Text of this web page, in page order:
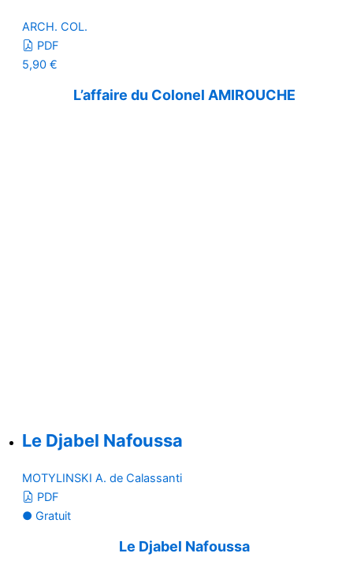
ARCH. COL.
PDF
5,90 €
L’affaire du Colonel AMIROUCHE
Le Djabel Nafoussa
MOTYLINSKI A. de Calassanti
PDF
● Gratuit
Le Djabel Nafoussa